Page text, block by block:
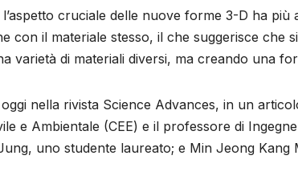
cruciale delle nuove forme 3-D ha
con il materiale stesso, il che suggerisce che
varietà di materiali diversi, ma creando una
nella rivista Science Advances, in un
e Ambientale (CEE) e il professore di
uno studente laureato; e Min Jeong Kang